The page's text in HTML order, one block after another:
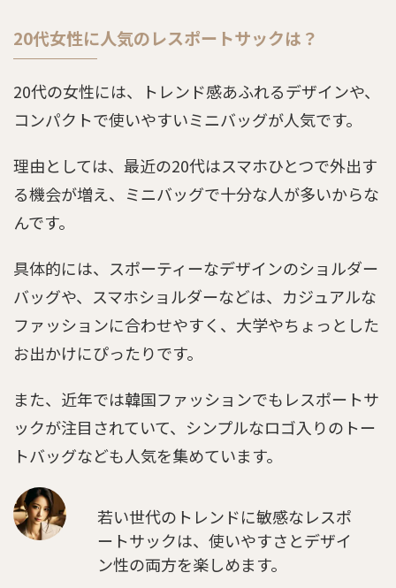
20代女性に人気のレスポートサックは？
20代の女性には、トレンド感あふれるデザインや、
コンパクトで使いやすいミニバッグが人気です。
理由としては、最近の20代はスマホひとつで外出す
る機会が増え、ミニバッグで十分な人が多いからな
んです。
具体的には、スポーティーなデザインのショルダー
バッグや、スマホショルダーなどは、カジュアルな
ファッションに合わせやすく、大学やちょっとした
お出かけにぴったりです。
また、近年では韓国ファッションでもレスポートサ
ックが注目されていて、シンプルなロゴ入りのトー
トバッグなども人気を集めています。
若い世代のトレンドに敏感なレスポ
ートサックは、使いやすさとデザイ
ン性の両方を楽しめます。